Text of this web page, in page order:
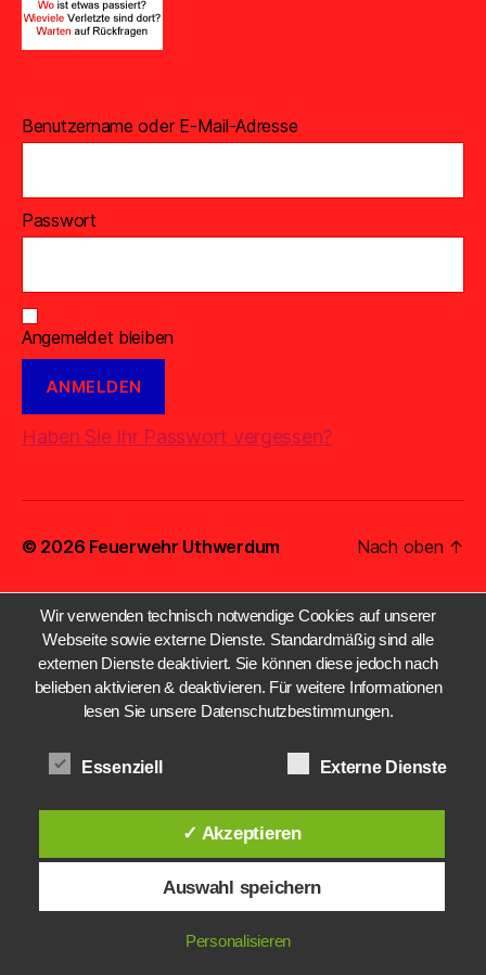
Benutzername oder E-Mail-Adresse
Passwort
Angemeldet bleiben
Haben Sie Ihr Passwort vergessen?
© 2026 Feuerwehr Uthwerdum Nach oben ↑
Wir verwenden technisch notwendige Cookies auf unserer
Webseite sowie externe Dienste. Standardmäßig sind alle
externen Dienste deaktiviert. Sie können diese jedoch nach
belieben aktivieren & deaktivieren. Für weitere Informationen
lesen Sie unsere Datenschutzbestimmungen.
Essenziell Externe Dienste
✓ Akzeptieren
Auswahl speichern
Personalisieren